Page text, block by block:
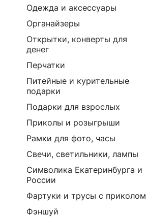
Одежда и аксессуары
Органайзеры
Открытки, конверты для
денег
Перчатки
Питейные и курительные
подарки
Подарки для взрослых
Приколы и розыгрыши
Рамки для фото, часы
Свечи, светильники, лампы
Символика Екатеринбурга и
России
Фартуки и трусы с приколом
Фэншуй